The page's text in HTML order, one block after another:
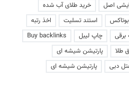
اصل
خرید طلای آب شده
استند تسلیت
اخذ رتبه
برقی چاپ لیبل
Buy backlinks
طلا
پارتیشن شیشه ای
دبی پارتیشن شیشه ای